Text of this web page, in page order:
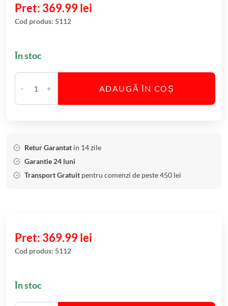
369.99lei
Cod produs: 5112
În stoc
C
a
i
z
i
ADAUGĂ ÎN COȘ
Retur Garantat in 14 zile
Garantie 24 luni
Transport Gratuit pentru comenzi de peste 450 lei
369.99lei
Cod produs: 5112
În stoc